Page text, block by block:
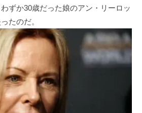
ずか30歳だった娘のアン・リーロッ
たのだ。